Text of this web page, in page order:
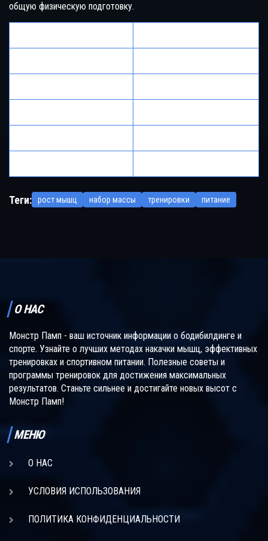
общую физическую подготовку.
Теги: рост мышц набор массы тренировки питание
О НАС
Монстр Памп - ваш источник информации о бодибилдинге и
спорте. Узнайте о лучших методах накачки мышц, эффективных
тренировках и спортивном питании. Полезные советы и
программы тренировок для достижения максимальных
результатов. Станьте сильнее и достигайте новых высот с
Монстр Памп!
МЕНЮ
О НАС
УСЛОВИЯ ИСПОЛЬЗОВАНИЯ
ПОЛИТИКА КОНФИДЕНЦИАЛЬНОСТИ